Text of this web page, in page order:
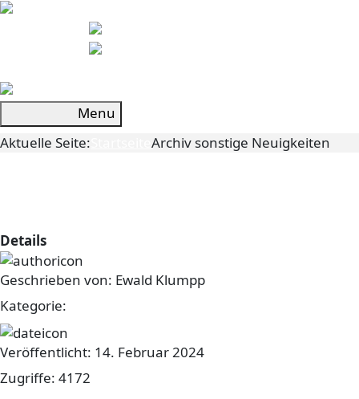
Menu
Aktuelle Seite:
Archiv sonstige Neuigkeiten
Details
Geschrieben von: Ewald Klumpp
Kategorie:
Veröffentlicht: 14. Februar 2024
Zugriffe: 4172